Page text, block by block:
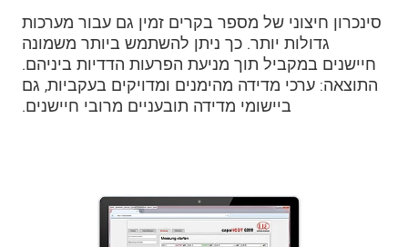
סינכרון חיצוני של מספר בקרים זמין גם עבור מערכות
גדולות יותר. כך ניתן להשתמש ביותר משמונה
חיישנים במקביל תוך מניעת הפרעות הדדיות ביניהם.
התוצאה: ערכי מדידה מהימנים ומדויקים בעקביות, גם
ביישומי מדידה תובעניים מרובי חיישנים.